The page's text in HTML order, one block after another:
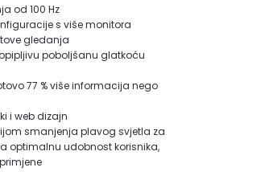
od 100 Hz
s više monitora
gledanja
poboljšanu glatkoću
77 % više informacija nego
i web dizajn
smanjenja plavog svjetla za
optimalnu udobnost korisnika,